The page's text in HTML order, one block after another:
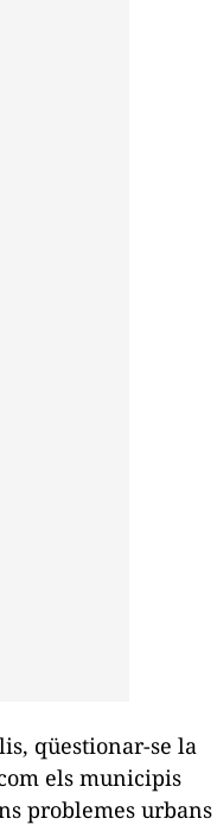
, qüestionar-se la
els municipis
problemes urbans